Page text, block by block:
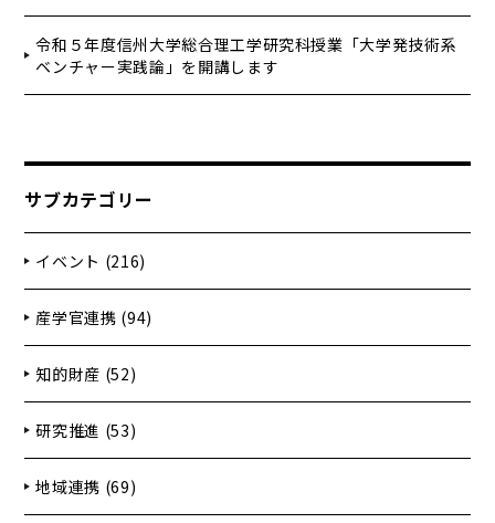
令和５年度信州大学総合理工学研究科授業「大学発技術系
ベンチャー実践論」を開講します
サブカテゴリー
イベント (216)
産学官連携 (94)
知的財産 (52)
研究推進 (53)
地域連携 (69)